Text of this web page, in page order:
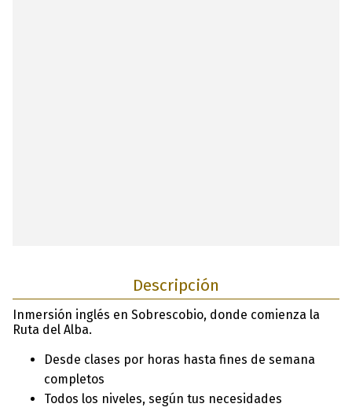
Descripción
Inmersión inglés en Sobrescobio, donde comienza la
Ruta del Alba.
Desde clases por horas hasta fines de semana
completos
Todos los niveles, según tus necesidades